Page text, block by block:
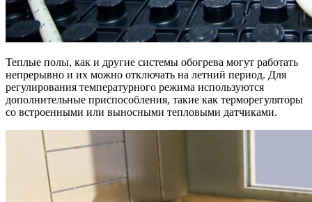
Теплые полы, как и другие системы обогрева могут работать
непрерывно и их можно отключать на летний период. Для
регулирования температурного режима используются
дополнительные приспособления, такие как терморегуляторы
со встроенными или выносными тепловыми датчиками.